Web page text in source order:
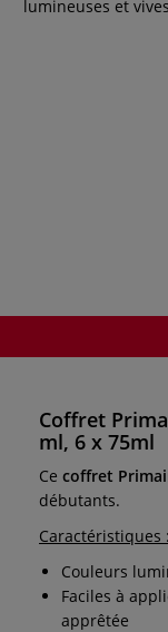
lumineuses et
Coffret
ml, 6 x 75ml
Ce coffret
débutants.
Caractéristiques :
Couleurs
Faciles à
apprêtée